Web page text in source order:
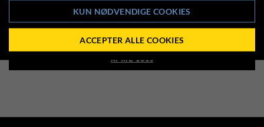
Klik ind og læs mere om arrangementet her:
HMS TESTDAG PÅ FDM SJÆLLANDSRINGEN DEN 12.
APRIL 2025
KUN NØDVENDIGE COOKIES
ACCEPTER ALLE COOKIES